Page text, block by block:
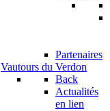
Partenaires
Vautours du Verdon
Back
Actualités
en lien